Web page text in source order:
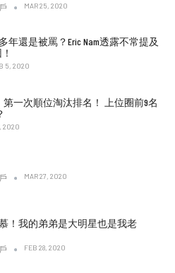
MAR 25, 2020
年還是被罵？Eric Nam透露不常提及
5, 2020
第一次順位淘汰排名！ 上位圈前9名
2020
MAR 27, 2020
！我的弟弟是大明星也是我老
FEB 28, 2020